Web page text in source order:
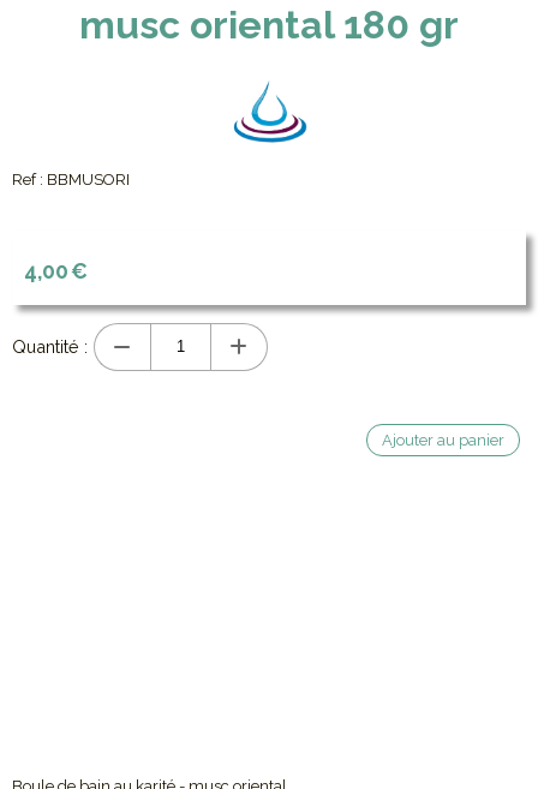
musc oriental 180 gr
Ref : BBMUSORI
4,00€
Quantité :
Ajouter au panier